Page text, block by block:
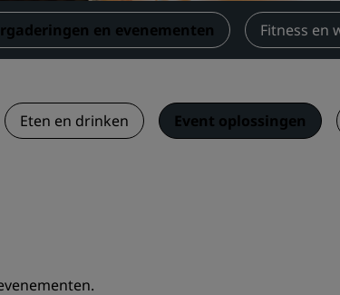
Vluchten zoeken
Dineren
en evenementen Fitness en
Eten en drinken Event oplossingen